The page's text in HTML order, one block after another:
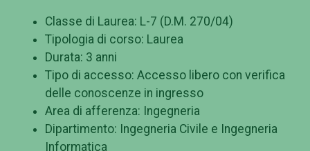
Classe di Laurea: L-7 (D.M. 270/04)
Tipologia di corso: Laurea
Durata: 3 anni
Tipo di accesso: Accesso libero con verifica
delle conoscenze in ingresso
Area di afferenza: Ingegneria
Dipartimento: Ingegneria Civile e Ingegneria
Informatica